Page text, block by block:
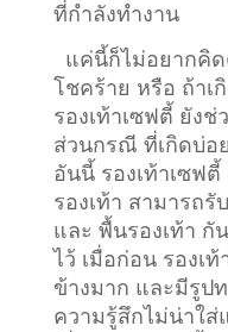
ที่กำลังทำงาน
แค่นี้ก็ไม่อยากคิ
โชคร้าย หรือ ถ้าเ
รองเท้าเซฟตี้ ยังช่
ส่วนกรณี ที่เกิดบ่อ
อันนี้ รองเท้าเซฟ
รองเท้า สามารถรั
และ พื้นรองเท้า กั
ไว้ เมื่อก่อน รองเ
ข้างมาก และมีรูป
ความรู้สึกไม่น่าใส่